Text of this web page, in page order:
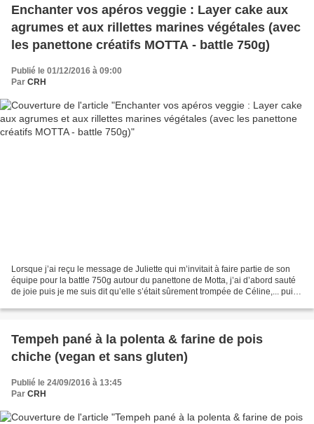
Enchanter vos apéros veggie : Layer cake aux
agrumes et aux rillettes marines végétales (avec
les panettone créatifs MOTTA - battle 750g)
Publié le 01/12/2016 à 09:00
Par CRH
Lorsque j’ai reçu le message de Juliette qui m’invitait à faire partie de son
équipe pour la battle 750g autour du panettone de Motta, j’ai d’abord sauté
de joie puis je me suis dit qu’elle s’était sûrement trompée de Céline,... puis
Tempeh pané à la polenta & farine de pois
chiche (vegan et sans gluten)
Publié le 24/09/2016 à 13:45
Par CRH